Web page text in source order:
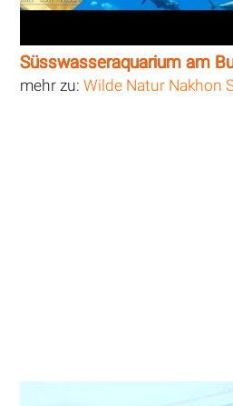
Süsswasseraquarium am
mehr zu:Wilde Natur Nakhon